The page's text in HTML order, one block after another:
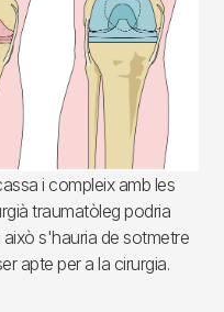
i compleix amb les
traumatòleg podria
s'hauria de sotmetre
apte per a la cirurgia.